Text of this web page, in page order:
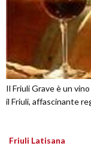
Il Friuli Grave è un
il Friuli, affascinante
Friuli Latisana